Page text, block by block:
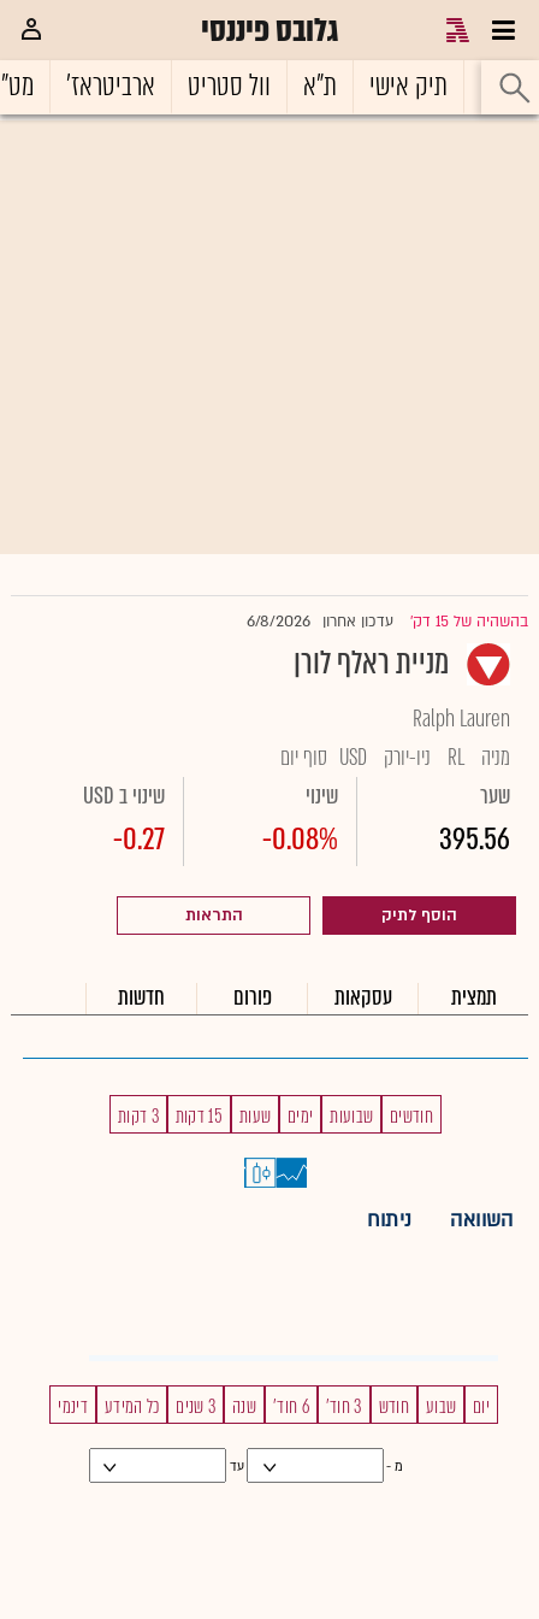
גלובס פיננסי
ראשי תיק אישי ת"א וול סטריט ארביטראז'
בהשהיה של 15 דק' עדכון אחרון 6/8/2026
מניית ראלף לורן
Ralph Lauren
מניה RL ניו-יורק USD סוף יום
שער
395.56
שינוי
-0.08%
שינוי ב USD
-0.27
הוסף לתיק התראות
תמצית עסקאות פורום חדשות
חודשים שבועות ימים שעות 15 דקות 3 דקות
השוואה ניתוח
יום שבוע חודש 3 חוד' 6 חוד' שנה 3 שנים כל המידע דינמי
מ - עד